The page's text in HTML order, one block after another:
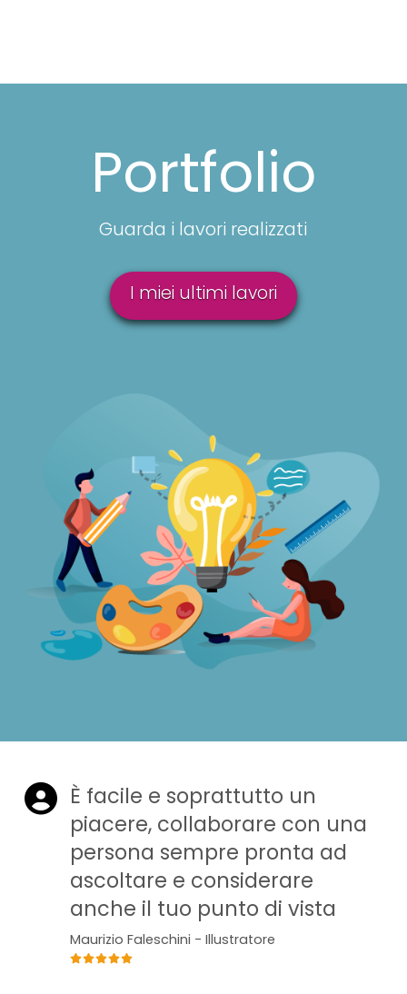
Portfolio
Guarda i lavori realizzati
I miei ultimi lavori
È facile e soprattutto un
piacere, collaborare con una
persona sempre pronta ad
ascoltare e considerare
anche il tuo punto di vista
Maurizio Faleschini - Illustratore